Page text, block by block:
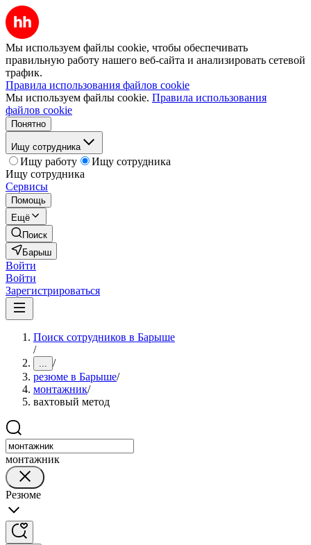
Мы используем файлы cookie, чтобы обеспечивать
правильную работу нашего веб-сайта и анализировать сетевой
трафик.
Правила использования файлов cookie
Мы используем файлы cookie. Правила использования
файлов cookie
Понятно
Ищу сотрудника
Ищу работу
Ищу сотрудника
Ищу сотрудника
Сервисы
Помощь
Ещё
Поиск
Барыш
Войти
Войти
Зарегистрироваться
Поиск сотрудников в Барыше
/
... /
резюме в Барыше/
монтажник/
вахтовый метод
монтажник
Резюме